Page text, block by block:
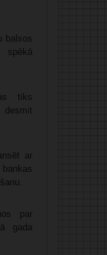
balsos
spēkā
tiks
ar
par
gada